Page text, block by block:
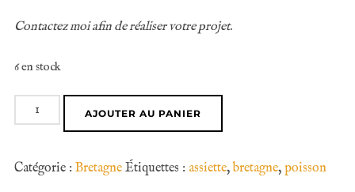
Contactez moi afin de réaliser votre projet.
6 en stock
quantité
de
à
AJOUTER AU PANIER
Catégorie : Bretagne Étiquettes : assiette,bretagne, poisson